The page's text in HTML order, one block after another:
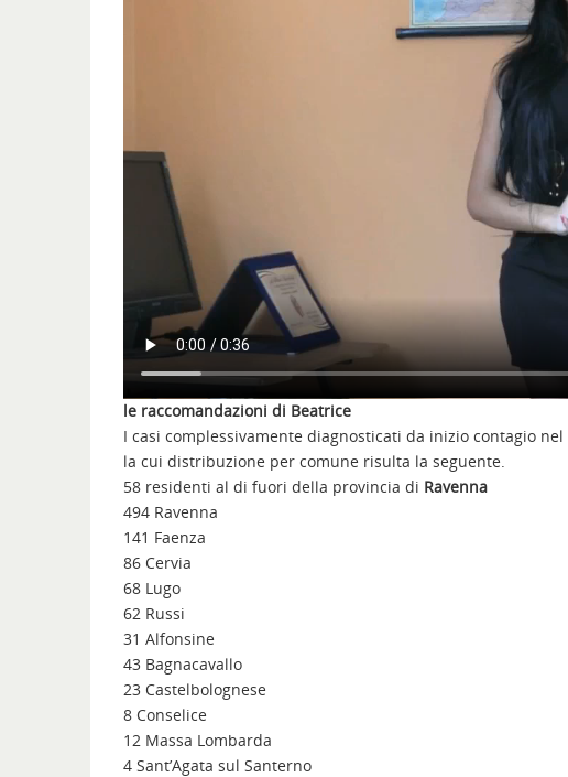
le raccomandazioni di Beatrice
I casi complessivamente diagnosticati da inizio contagio nel
la cui distribuzione per comune risulta la seguente.
58 residenti al di fuori della provincia di Ravenna
494 Ravenna
141 Faenza
86 Cervia
68 Lugo
62 Russi
31 Alfonsine
43 Bagnacavallo
23 Castelbolognese
8 Conselice
12 Massa Lombarda
4 Sant’Agata sul Santerno